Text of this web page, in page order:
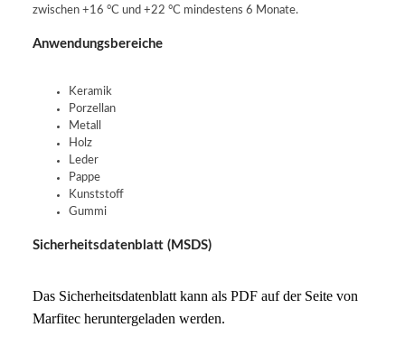
zwischen +16 °C und +22 °C mindestens 6 Monate.
Anwendungsbereiche
Keramik
Porzellan
Metall
Holz
Leder
Pappe
Kunststoff
Gummi
Sicherheitsdatenblatt (MSDS)
Das Sicherheitsdatenblatt kann als PDF auf der Seite von
Marfitec heruntergeladen werden.